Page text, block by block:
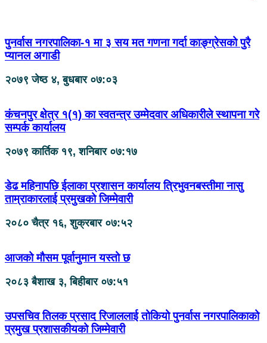
पुनर्वास नगरपालिका-१ मा ३ सय मत गणना गर्दा काङ्ग्रेसको पुरै
प्यानल अगाडी
२०७९ जेष्ठ ४, बुधबार ०७:०३
कंचनपुर क्षेत्र १(१) का स्वतन्त्र उम्मेदवार अधिकारीले स्थापना गरे
सम्पर्क कार्यालय
२०७९ कार्तिक १९, शनिबार ०७:१७
डेढ महिनापछि ईलाका प्रशासन कार्यालय त्रिभुवनबस्तीमा नासु
ताम्राकारलाई प्रमुखको जिम्मेवारी
२०८० चैत्र १६, शुक्रबार ०७:५२
आजको मौसम पूर्वानुमान यस्तो छ
२०८३ बैशाख ३, बिहीबार ०७:५१
उपसचिव तिलक प्रसाद रिजाललाई तोकियो पुनर्वास नगरपालिकाको
प्रमुख प्रशासकीयको जिम्मेवारी